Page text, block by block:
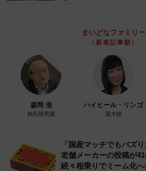
まいどなファミリー
（新着記事順）
森岡 浩
姓氏研究家
ハイヒール・リンゴ
漫才師
「国産マッチでもバズ
老舗メーカーの投稿が
続々相乗りでミーム化へ